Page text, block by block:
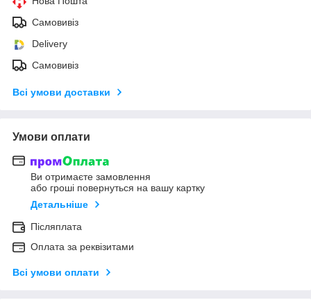
Самовивіз
Delivery
Самовивіз
Всі умови доставки
Умови оплати
Ви отримаєте замовлення
або гроші повернуться на вашу картку
Детальніше
Післяплата
Оплата за реквізитами
Всі умови оплати